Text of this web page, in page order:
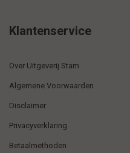
Klantenservice
Over Uitgeverij Stam
Algemene Voorwaarden
Disclaimer
Privacyverklaring
Betaalmethoden